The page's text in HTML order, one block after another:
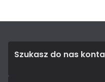
Szukasz do nas